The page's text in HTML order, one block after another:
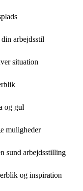
arbejdsstil
situation
og gul
muligheder
sund arbejdsstilling
og inspiration